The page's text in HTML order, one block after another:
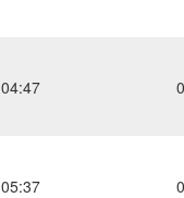
04:47
05:37